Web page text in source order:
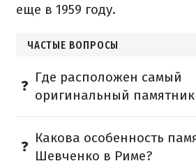
еще в 1959 году.
ЧАСТЫЕ ВОПРОСЫ
Где расположен самый
оригинальный
Какова особенность
Шевченко в Риме?